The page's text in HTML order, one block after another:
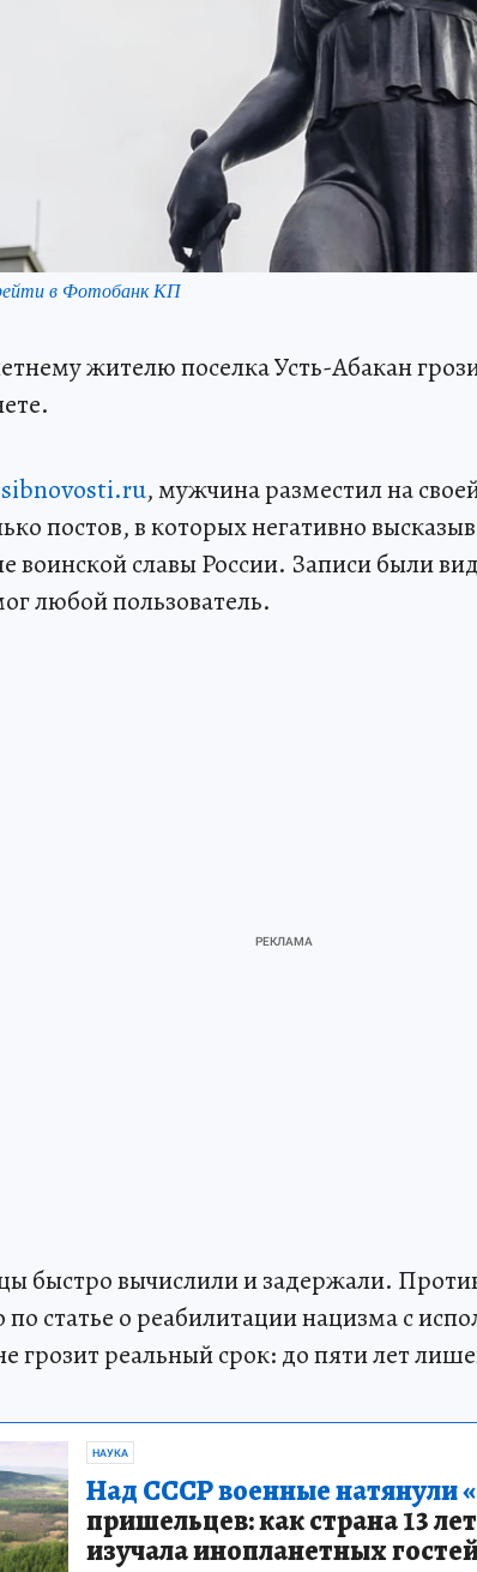
в Фотобанк КП
жителю поселка Усть-Абакан
sibnovosti.ru, мужчина разместил на
постов, в которых негативно
воинской славы России. Записи были
любой пользователь.
быстро вычислили и задержали.
по статье о реабилитации нацизма с
грозит реальный срок: до пяти лет
НАУКА
Над СССР военные натянули
пришельцев: как страна 13
изучала инопланетных